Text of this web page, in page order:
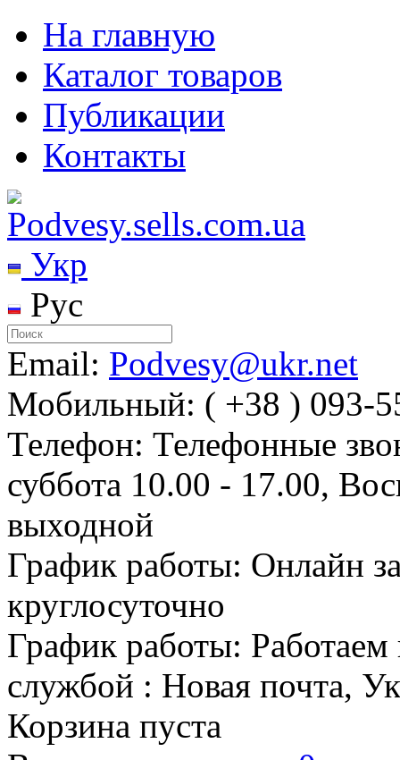
На главную
Каталог товаров
Публикации
Контакты
Укр
Рус
Email: Podvesy@ukr.net
Мобильный: ( +38 ) 093-
Телефон: Телефонные
суббота 10.00 - 17.00,
выходной
График работы: Онлайн
круглосуточно
График работы: Работаем
службой : Новая почта,
Корзина пуста